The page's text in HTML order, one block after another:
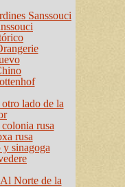
Sanssouci
lado de la
rusa
rusa
sinagoga
Norte de la